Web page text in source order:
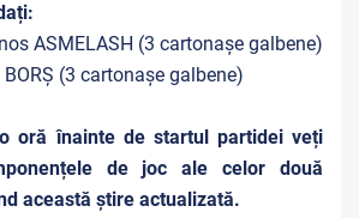
ASMELASH (3 cartonașe galbene)
BORȘ (3 cartonașe galbene)
oră înainte de startul partidei veți
de joc ale celor două
această știre actualizată.